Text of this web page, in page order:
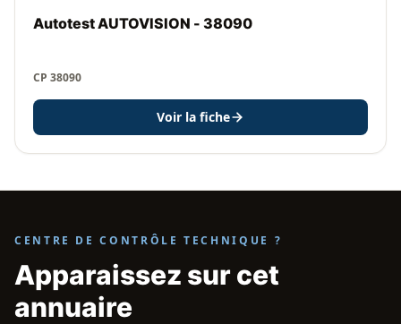
Autotest AUTOVISION - 38090
CP 38090
Voir la fiche
CENTRE DE CONTRÔLE TECHNIQUE ?
Apparaissez sur cet
annuaire